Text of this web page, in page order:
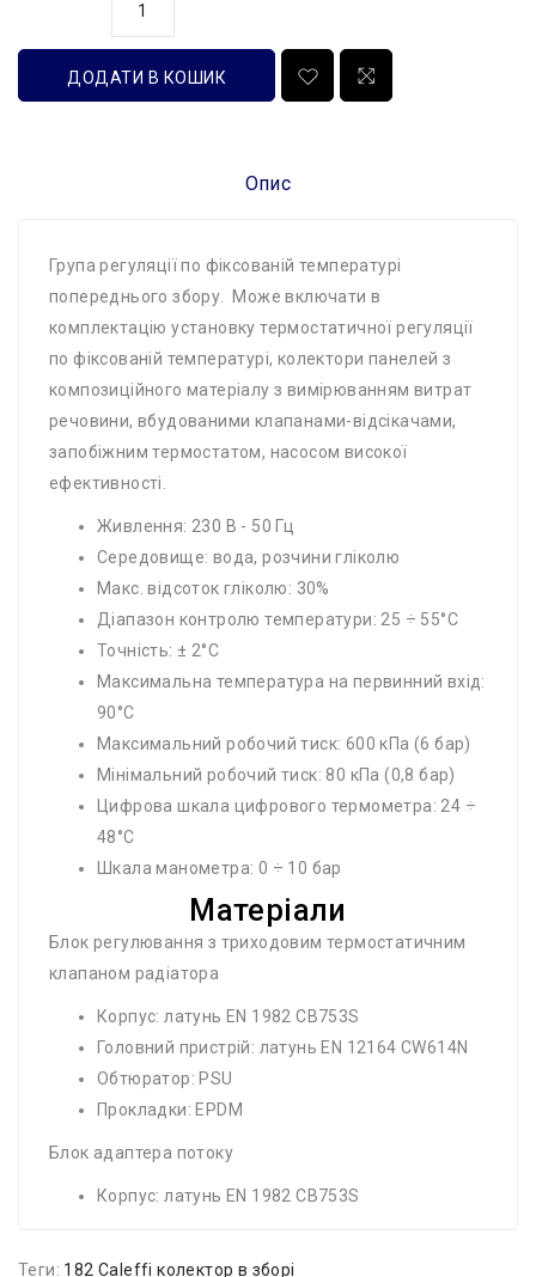
ДОДАТИ В КОШИК
Опис
Група регуляції по фіксованій температурі
попереднього збору. Може включати в
комплектацію установку термостатичної регуляції
по фіксованій температурі, колектори панелей з
композиційного матеріалу з вимірюванням витрат
речовини, вбудованими клапанами-відсікачами,
запобіжним термостатом, насосом високої
ефективності.
Живлення: 230 В - 50 Гц
Середовище: вода, розчини гліколю
Макс. відсоток гліколю: 30%
Діапазон контролю температури: 25 ÷ 55°С
Точність: ± 2°C
Максимальна температура на первинний вхід:
90°C
Максимальний робочий тиск: 600 кПа (6 бар)
Мінімальний робочий тиск: 80 кПа (0,8 бар)
Цифрова шкала цифрового термометра: 24 ÷
48°C
Шкала манометра: 0 ÷ 10 бар
Матеріали
Блок регулювання з триходовим термостатичним
клапаном радіатора
Корпус: латунь EN 1982 CB753S
Головний пристрій: латунь EN 12164 CW614N
Обтюратор: PSU
Прокладки: EPDM
Блок адаптера потоку
Корпус: латунь EN 1982 CB753S
Теги: 182 Caleffi колектор в зборі